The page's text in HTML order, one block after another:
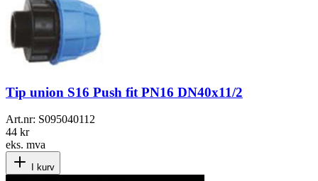
Tip union S16 Push fit PN16 DN40x11/2
Art.nr: S095040112
44 kr
eks. mva
I kurv